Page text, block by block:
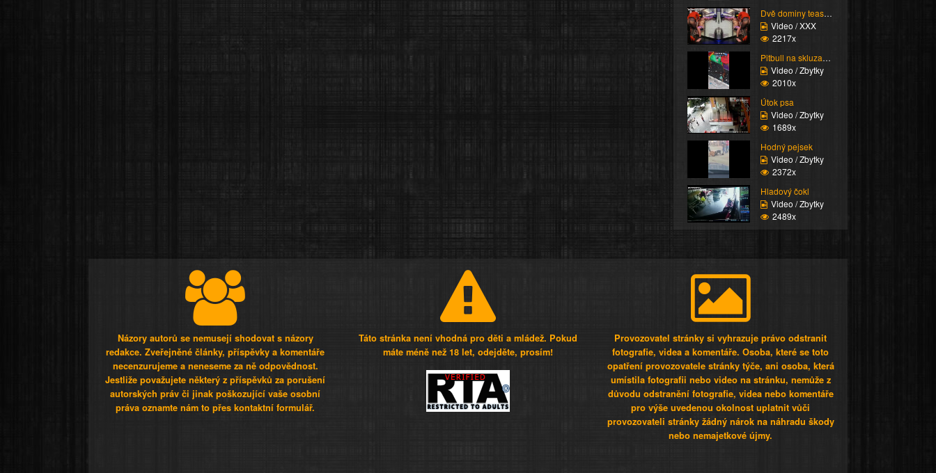
Dvě dominy teasujou pe...
Video / XXX
2217x
Pitbull na skluzavce
Video / Zbytky
2010x
Útok psa
Video / Zbytky
1689x
Hodný pejsek
Video / Zbytky
2372x
Hladový čokl
Video / Zbytky
2489x
Názory autorů se nemusejí shodovat s názory
redakce. Zveřejněné články, příspěvky a komentáře
necenzurujeme a neneseme za ně odpovědnost.
Jestliže považujete některý z příspěvků za porušení
autorských práv či jinak poškozující vaše osobní
práva oznamte nám to přes kontaktní formulář.
Táto stránka není vhodná pro děti a mládež. Pokud
máte méně než 18 let, odejděte, prosím!
Provozovatel stránky si vyhrazuje právo odstranit
fotografie, videa a komentáře. Osoba, které se toto
opatření provozovatele stránky týče, ani osoba, která
umístila fotografii nebo video na stránku, nemůže z
důvodu odstranění fotografie, videa nebo komentáře
pro výše uvedenou okolnost uplatnit vůči
provozovateli stránky žádný nárok na náhradu škody
nebo nemajetkové újmy.